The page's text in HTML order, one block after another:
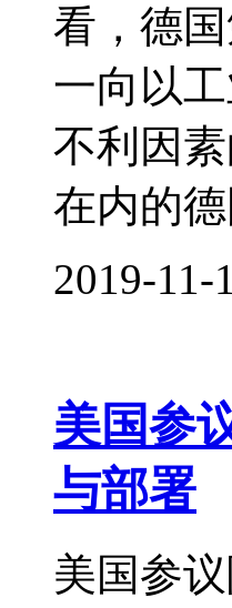
看，德
一向以
不利因
在内的
2019-11-
美国参
与部署
美国参